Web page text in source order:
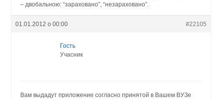
– двобальною: “зараховано”, “незараховано”.
01.01.2012 о 00:00 #22105
Гость
Учасник
Вам выдадут приложение согласно принятой в Вашем ВУЗе